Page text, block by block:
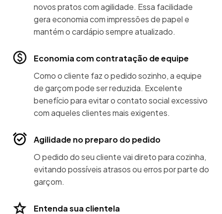
novos pratos com agilidade. Essa facilidade
gera economia com impressões de papel e
mantém o cardápio sempre atualizado.
Economia com contratação de equipe
Como o cliente faz o pedido sozinho, a equipe
de garçom pode ser reduzida. Excelente
benefício para evitar o contato social excessivo
com aqueles clientes mais exigentes.
Agilidade no preparo do pedido
O pedido do seu cliente vai direto para cozinha,
evitando possíveis atrasos ou erros por parte do
garçom.
Entenda sua clientela